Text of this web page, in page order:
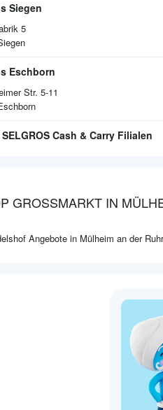
Siegen
5
Eschborn
Str. 5-11
SELGROS Cash & Carry Filialen
GROSSMARKT IN
Angebote in Mülheim an der Ruhr